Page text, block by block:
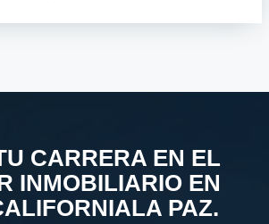
CARRERA EN EL
INMOBILIARIO EN
LA PAZ.